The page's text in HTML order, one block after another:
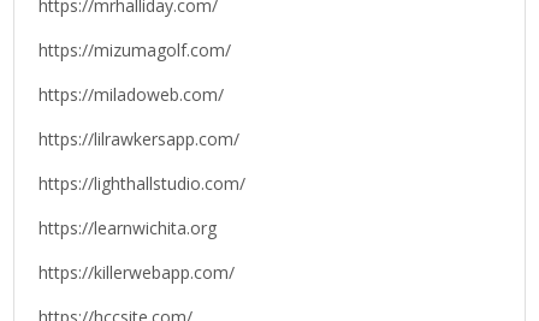
https://mrhalliday.com/
https://mizumagolf.com/
https://miladoweb.com/
https://lilrawkersapp.com/
https://lighthallstudio.com/
https://learnwichita.org
https://killerwebapp.com/